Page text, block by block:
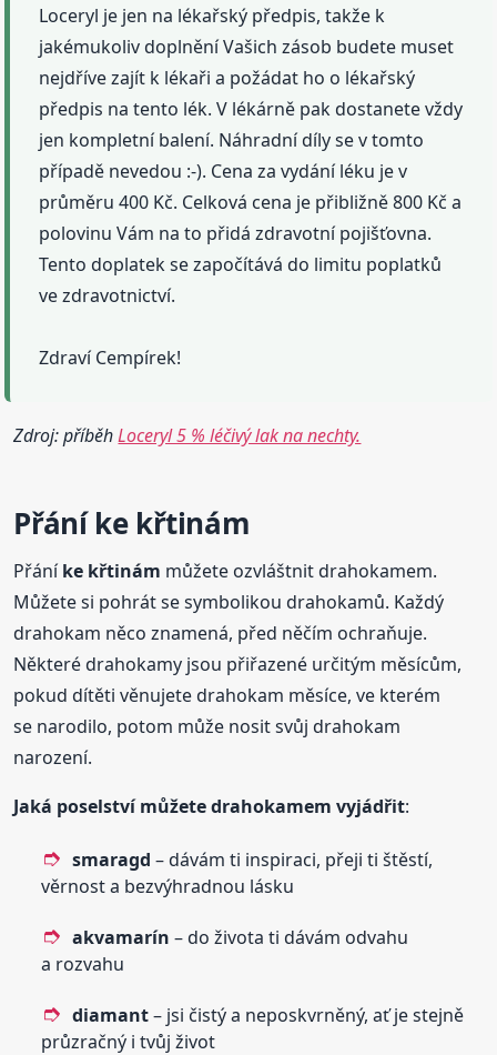
Loceryl je jen na lékařský předpis, takže k
jakémukoliv doplnění Vašich zásob budete muset
nejdříve zajít k lékaři a požádat ho o lékařský
předpis na tento lék. V lékárně pak dostanete vždy
jen kompletní balení. Náhradní díly se v tomto
případě nevedou :-). Cena za vydání léku je v
průměru 400 Kč. Celková cena je přibližně 800 Kč a
polovinu Vám na to přidá zdravotní pojišťovna.
Tento doplatek se započítává do limitu poplatků
ve zdravotnictví.
Zdraví Cempírek!
Zdroj: příběhLoceryl 5 % léčivý lak na nechty.
Přáníke křtinám
Přáníke křtinám můžete ozvláštnit drahokamem.
Můžete si pohrát se symbolikou drahokamů. Každý
drahokam něco znamená, před něčím ochraňuje.
Některé drahokamy jsou přiřazené určitým měsícům,
pokud dítěti věnujete drahokam měsíce, ve kterém
se narodilo, potom může nosit svůj drahokam
narození.
Jaká poselství můžete drahokamem vyjádřit:
smaragd – dávám ti inspiraci, přeji ti štěstí,
věrnost a bezvýhradnou lásku
akvamarín– do života ti dávám odvahu
a rozvahu
diamant– jsi čistý a neposkvrněný, ať je stejně
průzračný i tvůj život